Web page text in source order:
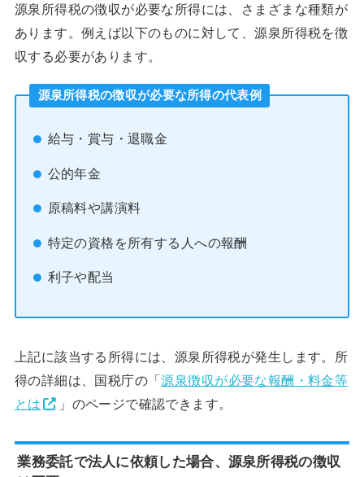
源泉所得税の徴収が必要な所得には、さまざまな種類が
あります。例えば以下のものに対して、源泉所得税を徴
収する必要があります。
源泉所得税の徴収が必要な所得の代表例
給与・賞与・退職金
公的年金
原稿料や講演料
特定の資格を所有する人への報酬
利子や配当
上記に該当する所得には、源泉所得税が発生します。所
得の詳細は、国税庁の「源泉徴収が必要な報酬・料金等
とは
」のページで確認できます。
業務委託で法人に依頼した場合、源泉所得税の徴収